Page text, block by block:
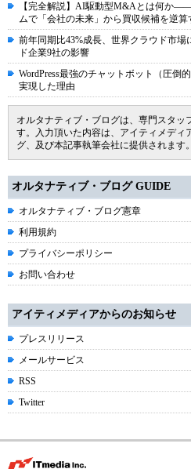
【完全解説】AI駆動型M&Aとは何か
ムで「会社の未来」から買収候補を逆算
前年同期比43%成長、世界クラウド市
ド企業9社の影響
WordPress最強のチャットボット（圧倒
実現した理由
オルタナティブ・ブログは、専門スタッ
す。入力頂いた内容は、アイティメディ
グ、及び本記事執筆会社に提供されます。
オルタナティブ・ブログ GUIDE
オルタナティブ・ブログ憲章
利用規約
プライバシーポリシー
お問い合わせ
アイティメディアからのお知らせ
プレスリリース
メールサービス
RSS
Twitter